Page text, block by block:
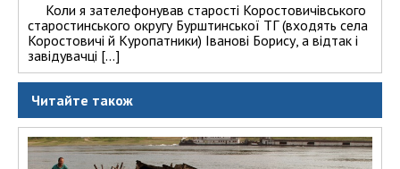
Коли я зателефонував старості Коростовичівського
старостинського округу Бурштинської ТГ (входять села
Коростовичі й Куропатники) Іванові Борису, а відтак і
завідувачці […]
Читайте також